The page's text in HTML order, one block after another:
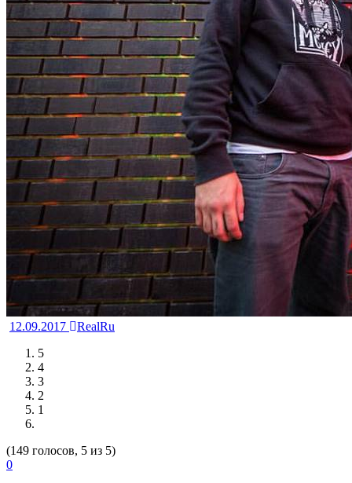
12.09.2017
RealRu
5
4
3
2
1
(149 голосов, 5 из 5)
0